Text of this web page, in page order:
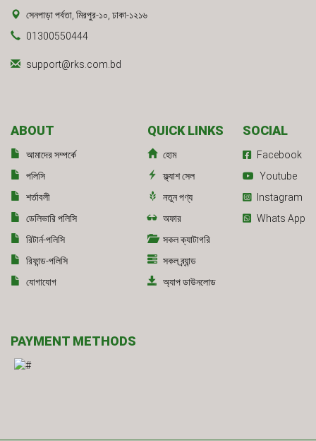
সেনপাড়া পর্বতা, মিরপুর-১০, ঢাকা-১২১৬
01300550444
support@rks.com.bd
ABOUT
আমাদের সম্পর্কে
পলিসি
শর্তাবলী
ডেলিভারি পলিসি
রিটার্ন-পলিসি
রিফান্ড-পলিসি
যোগাযোগ
QUICK LINKS
হোম
ফ্ল্যাশ সেল
নতুন পণ্য
অফার
সকল ক্যাটাগরি
সকল ব্র্যান্ড
অ্যাপ ডাউনলোড
SOCIAL
Facebook
Youtube
Instagram
Whats App
PAYMENT METHODS